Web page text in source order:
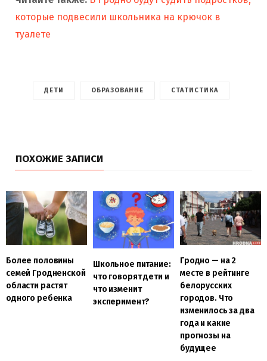
которые подвесили школьника на крючок в
туалете
ДЕТИ ОБРАЗОВАНИЕ СТАТИСТИКА
ПОХОЖИЕ ЗАПИСИ
Более половины
семей Гродненской
области растят
одного ребенка
Школьное питание:
что говорят дети и
что изменит
эксперимент?
Гродно — на 2
месте в рейтинге
белорусских
городов. Что
изменилось за два
года и какие
прогнозы на
будущее